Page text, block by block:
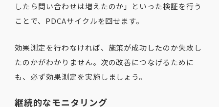
したら問い合わせは増えたのか」といった検証を行う
ことで、PDCAサイクルを回せます。
効果測定を行わなければ、施策が成功したのか失敗し
たのかがわかりません。次の改善につなげるために
も、必ず効果測定を実施しましょう。
継続的なモニタリング